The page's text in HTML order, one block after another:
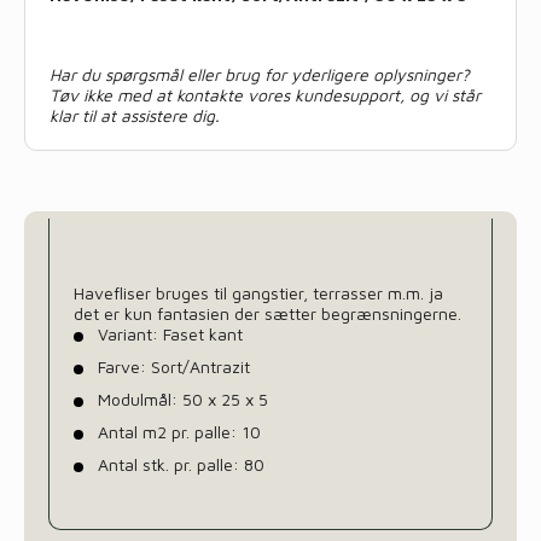
Har du spørgsmål eller brug for yderligere oplysninger?
Tøv ikke med at kontakte vores kundesupport, og vi står
klar til at assistere dig.
Havefliser bruges til gangstier, terrasser m.m. ja
det er kun fantasien der sætter begrænsningerne.
Variant: Faset kant
Farve: Sort/Antrazit
Modulmål: 50 x 25 x 5
Antal m2 pr. palle: 10
Antal stk. pr. palle: 80